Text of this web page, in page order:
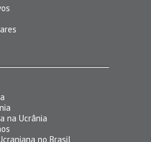
na Ucrânia
no Brasil